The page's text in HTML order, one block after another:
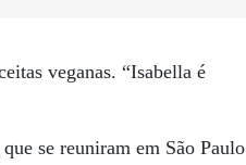
veganas. “Isabella é
se reuniram em São Paulo